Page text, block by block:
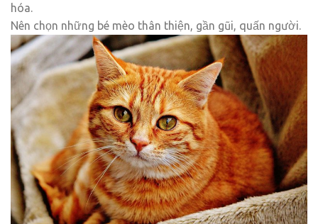
hóa.
Nên chọn những bé mèo thân thiện, gần gũi, quấn người.